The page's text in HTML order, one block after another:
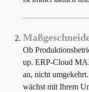
Ob
up. ERP-Cloud
an, nicht
wächst mit Ihrem